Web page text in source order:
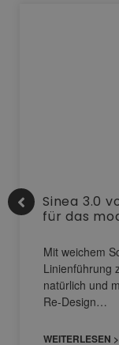
Sinea 3.0
für das
Mit weichem
Linienführung
natürlich und
Re-Design…
WEITERLESEN